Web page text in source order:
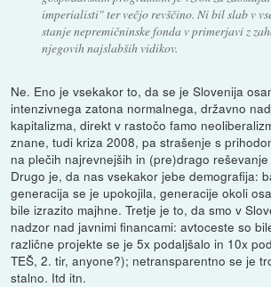
imperialisti" ter večjo revščino. Ni bil slab v
stanje nepremičninske fonda v primerjavi z
njegovih najslabših vidikov.
Ne. Eno je vsekakor to, da se je Slovenija
intenzivnega zatona normalnega, državno
kapitalizma, direkt v rastočo famo
znane, tudi kriza 2008, pa strašenje s
na plečih najrevnejših in (pre)drago
Drugo je, da nas vsekakor jebe demografija:
generacija se je upokojila, generacije okoli
bile izrazito majhne. Tretje je to, da smo v
nadzor nad javnimi financami: avtoceste so
različne projekte se je 5x podaljšalo in 10x
TEŠ, 2. tir, anyone?); netransparentno se je
stalno. Itd itn.